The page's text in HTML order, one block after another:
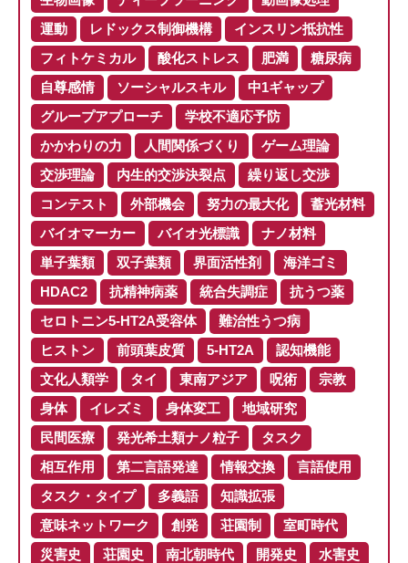
運動
レドックス制御機構
インスリン抵抗性
フィトケミカル
酸化ストレス 肥満
糖尿病
自尊感情
ソーシャルスキル
中1ギャップ
グループアプローチ
学校不適応予防
かかわりの力
人間関係づくり
ゲーム理論
交渉理論
内生的交渉決裂点
繰り返し交渉
コンテスト
外部機会 努力の最大化
蓄光材料
バイオマーカー
バイオ光標識
ナノ材料
単子葉類
双子葉類 界面活性剤
海洋ゴミ
HDAC2
抗精神病薬 統合失調症
抗うつ薬
セロトニン5-HT2A受容体
難治性うつ病
ヒストン
前頭葉皮質 5-HT2A
認知機能
文化人類学
タイ 東南アジア 呪術
宗教
身体
イレズミ 身体変工
地域研究
民間医療
発光希土類ナノ粒子
タスク
相互作用
第二言語発達 情報交換
言語使用
タスク・タイプ
多義語
知識拡張
意味ネットワーク
創発 荘園制
室町時代
災害史
荘園史 南北朝時代 開発史
水害史